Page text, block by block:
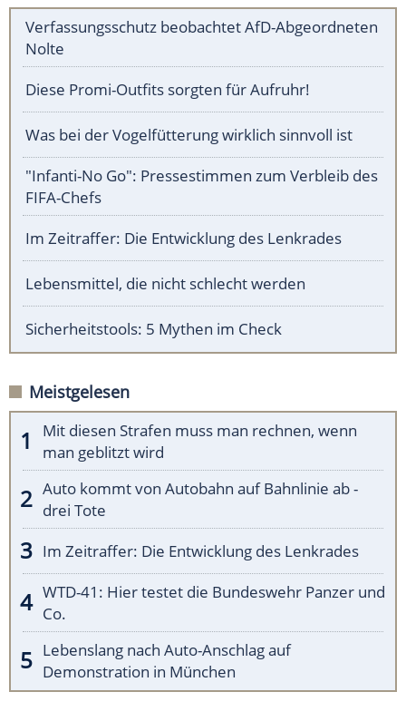
Verfassungsschutz beobachtet AfD-Abgeordneten
Nolte
Diese Promi-Outfits sorgten für Aufruhr!
Was bei der Vogelfütterung wirklich sinnvoll ist
"Infanti-No Go": Pressestimmen zum Verbleib des
FIFA-Chefs
Im Zeitraffer: Die Entwicklung des Lenkrades
Lebensmittel, die nicht schlecht werden
Sicherheitstools: 5 Mythen im Check
Meistgelesen
Mit diesen Strafen muss man rechnen, wenn
man geblitzt wird
Auto kommt von Autobahn auf Bahnlinie ab -
drei Tote
Im Zeitraffer: Die Entwicklung des Lenkrades
WTD-41: Hier testet die Bundeswehr Panzer und
Co.
Lebenslang nach Auto-Anschlag auf
Demonstration in München